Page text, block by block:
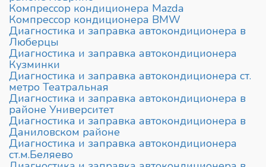
Компрессор кондиционера Mazda
Компрессор кондиционера BMW
Диагностика и заправка автокондиционера в
Люберцы
Диагностика и заправка автокондиционера
Кузминки
Диагностика и заправка автокондиционера ст.
метро Театральная
Диагностика и заправка автокондиционера в
районе Университет
Диагностика и заправка автокондиционера в
Даниловском районе
Диагностика и заправка автокондиционера
ст.м.Беляево